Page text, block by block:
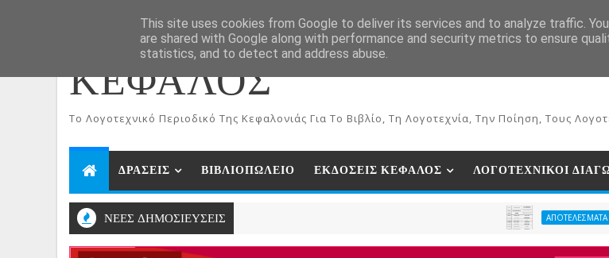
ΑΡΧΙΚΗ ΕΚΔΟΣΕΙΣ ΒΙΒΛΙΩΝ ΗΛΕΚΤΡΟΝΙΚΟ
ΚΕΦΑΛΟΣ
To Λογοτεχνικό Περιοδικό Της Κεφαλονιάς Για Το Βιβλίο, Τη Λογοτεχνία, Την Ποίηση, Τους
ΔΡΑΣΕΙΣ ΒΙΒΛΙΟΠΩΛΕΙΟ ΕΚΔΟΣΕΙΣ ΚΕΦΑΛΟΣ ΛΟΓΟΤΕΧΝΙΚΟΙ
ΝΕΕΣ ΔΗΜΟΣΙΕΥΣΕΙΣ ΑΠΟΤΕΛΕΣΜΑΤΑ
This site uses cookies from Google to deliver its services and to analyze traffic.
are shared with Google along with performance and security metrics to ensure
statistics, and to detect and address abuse.